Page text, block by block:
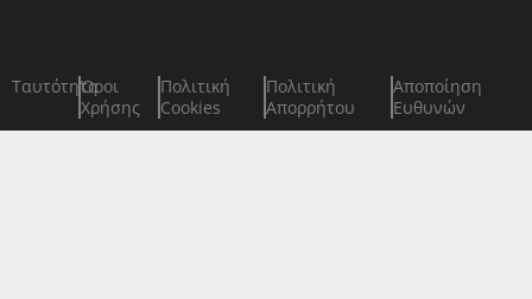
ΤαυτότηταΌροι
Χρήσης
Πολιτική
Cookies
Πολιτική
Απορρήτου
Αποποίηση
Ευθυνών